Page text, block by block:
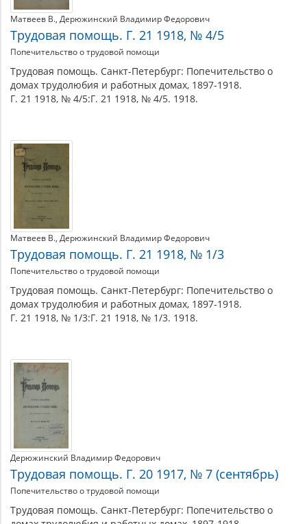
Матвеев В. Дерюжинский Владимир Федорович
Трудовая помощь. Г. 21 1918, № 4/5
Попечительство о трудовой помощи
Трудовая помощь. Санкт-Петербург: Попечительство о
домах трудолюбия и работных домах, 1897-1918.
Г. 21 1918, № 4/5:Г. 21 1918, № 4/5. 1918.
Матвеев В. Дерюжинский Владимир Федорович
Трудовая помощь. Г. 21 1918, № 1/3
Попечительство о трудовой помощи
Трудовая помощь. Санкт-Петербург: Попечительство о
домах трудолюбия и работных домах, 1897-1918.
Г. 21 1918, № 1/3:Г. 21 1918, № 1/3. 1918.
Дерюжинский Владимир Федорович
Трудовая помощь. Г. 20 1917, № 7 (сентябрь)
Попечительство о трудовой помощи
Трудовая помощь. Санкт-Петербург: Попечительство о